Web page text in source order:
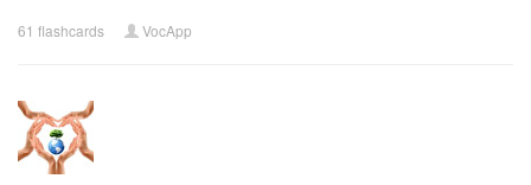
61 flashcards VocApp